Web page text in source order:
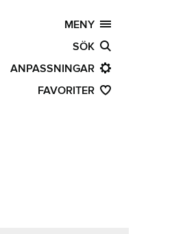
MENY
SÖK
ANPASSNINGAR
FAVORITER